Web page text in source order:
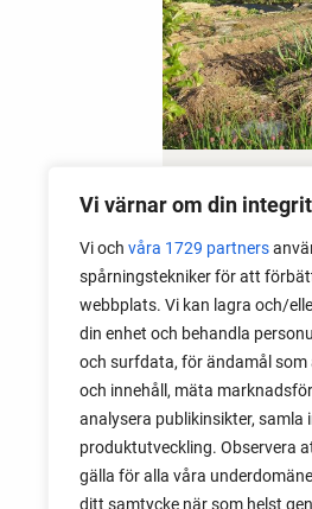
Vi värnar om din
Vi och våra 1729 partners
spårningstekniker för att
webbplats. Vi kan lagra och/
din enhet och behandla
och surfdata, för ändamål
och innehåll, mäta
analysera publikinsikter, samla
produktutveckling. Observera
gälla för alla våra
ditt samtycke när som helst
15 May 2026
Get Rid of
Garden slugs
garden.
fight garden
still keep